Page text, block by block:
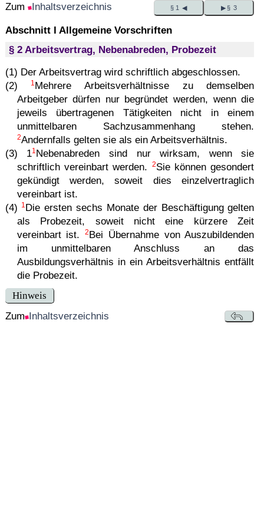
Zum Inhaltsverzeichnis § 1 ◀ ▶ § 3
Abschnitt I Allgemeine Vorschriften
§ 2 Arbeitsvertrag, Nebenabreden, Probezeit
(1) Der Arbeitsvertrag wird schriftlich abgeschlossen.
(2)
1 Mehrere Arbeitsverhältnisse zu demselben
Arbeitgeber dürfen nur begründet werden, wenn die
jeweils übertragenen Tätigkeiten nicht in einem
unmittelbaren Sachzusammenhang stehen.
2Andernfalls gelten sie als ein Arbeitsverhältnis.
(3) 11 Nebenabreden sind nur wirksam, wenn sie
schriftlich vereinbart werden.
2Sie können gesondert
gekündigt werden, soweit dies einzelvertraglich
vereinbart ist.
(4)
1 Die ersten sechs Monate der Beschäftigung gelten
als Probezeit, soweit nicht eine kürzere Zeit
vereinbart ist.2Bei Übernahme von Auszubildenden
im unmittelbaren Anschluss an das
Ausbildungsverhältnis in ein Arbeitsverhältnis entfällt
die Probezeit.
Hinweis
Zum Inhaltsverzeichnis